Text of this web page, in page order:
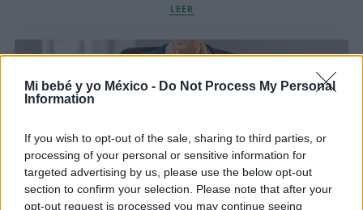
Mi bebé y yo México - Do Not Process My Personal
Information
If you wish to opt-out of the sale, sharing to third parties, or
processing of your personal or sensitive information for
targeted advertising by us, please use the below opt-out
section to confirm your selection. Please note that after your
opt-out request is processed you may continue seeing
LEER